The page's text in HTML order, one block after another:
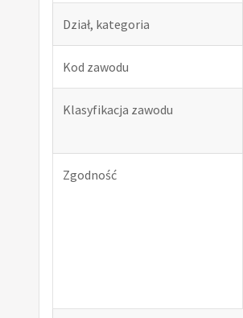
Dział, kategoria
Kod zawodu
Klasyfikacja zawodu
Zgodność